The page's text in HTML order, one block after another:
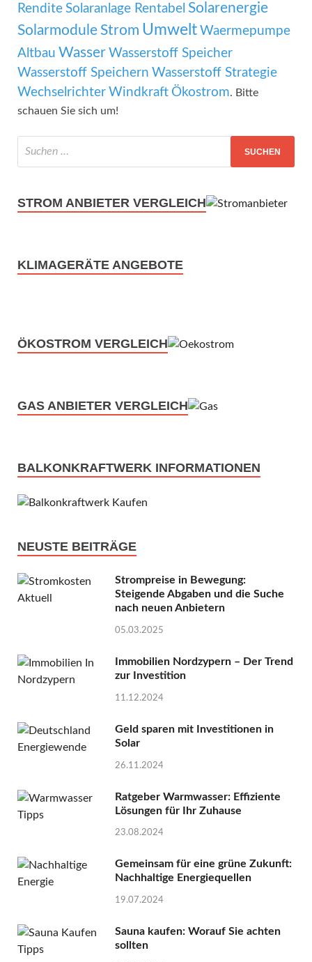
Rendite Solaranlage Rentabel Solarenergie
Solarmodule Strom Umwelt Waermepumpe
Altbau Wasser Wasserstoff Speicher
Wasserstoff Speichern Wasserstoff Strategie
Wechselrichter Windkraft Ökostrom. Bitte
schauen Sie sich um!
STROM ANBIETER VERGLEICH
KLIMAGERÄTE ANGEBOTE
ÖKOSTROM VERGLEICH
GAS ANBIETER VERGLEICH
BALKONKRAFTWERK INFORMATIONEN
NEUSTE BEITRÄGE
Strompreise in Bewegung:
Steigende Abgaben und die Suche
nach neuen Anbietern
05.03.2025
Immobilien Nordzypern – Der Trend
zur Investition
11.12.2024
Geld sparen mit Investitionen in
Solar
26.11.2024
Ratgeber Warmwasser: Effiziente
Lösungen für Ihr Zuhause
23.08.2024
Gemeinsam für eine grüne Zukunft:
Nachhaltige Energiequellen
19.07.2024
Sauna kaufen: Worauf Sie achten
sollten